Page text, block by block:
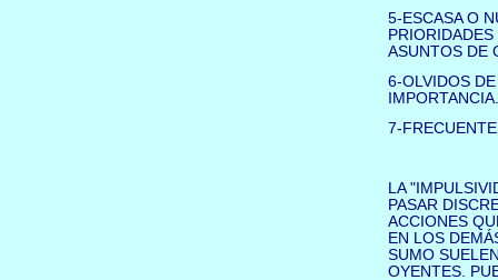
5-ESCASA O
ASUNTOS DE
6-OLVIDOS
IMPORTANCIA.
7-
LA
PASAR
ACCIONES
EN LOS
SUMO
OYENTES.